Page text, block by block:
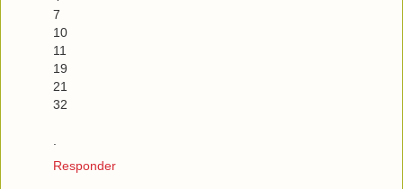
7
10
11
19
21
32
Responder